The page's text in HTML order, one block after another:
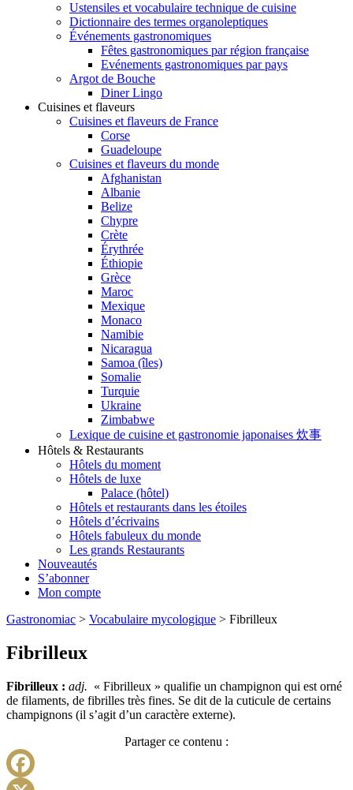
Ustensiles et vocabulaire technique de cuisine
Dictionnaire des termes organoleptiques
Événements gastronomiques
Fêtes gastronomiques par région française
Evénements gastronomiques par pays
Argot de Bouche
Diner Lingo
Cuisines et flaveurs
Cuisines et flaveurs de France
Corse
Guadeloupe
Cuisines et flaveurs du monde
Afghanistan
Albanie
Belize
Chypre
Crète
Érythrée
Éthiopie
Grèce
Maroc
Mexique
Monaco
Namibie
Nicaragua
Samoa (îles)
Somalie
Turquie
Ukraine
Zimbabwe
Lexique de cuisine et gastronomie japonaises 炊事
Hôtels & Restaurants
Hôtels du moment
Hôtels de luxe
Palace (hôtel)
Hôtels et restaurants dans les étoiles
Hôtels d’écrivains
Hôtels fabuleux du monde
Les grands Restaurants
Nouveautés
S’abonner
Mon compte
Gastronomiac > Vocabulaire mycologique > Fibrilleux
Fibrilleux
Fibrilleux : adj. « Fibrilleux » qualifie un champignon qui est orné
de filaments, de fibrilles très fines. Se dit de la cuticule de certains
champignons (il s’agit d’un caractère externe).
Partager ce contenu :